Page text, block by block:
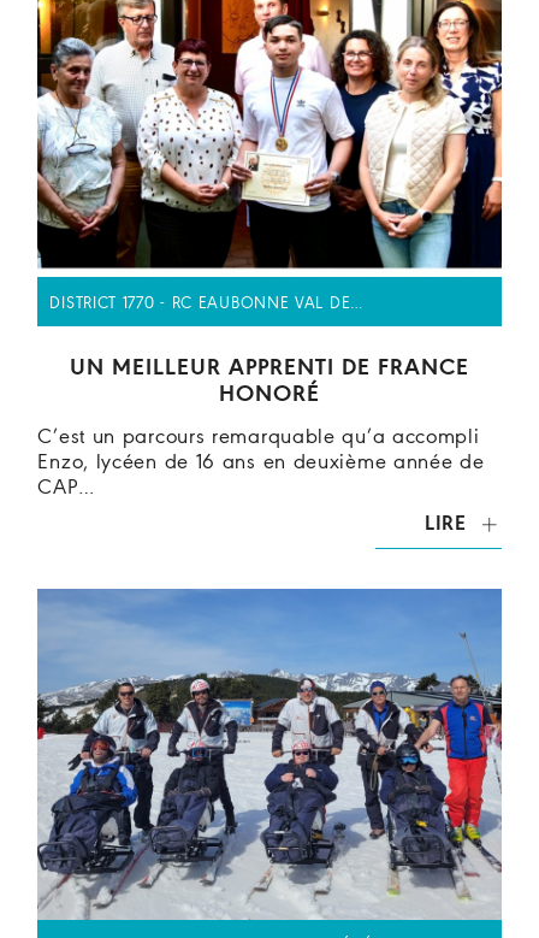
DISTRICT 1770 - RC EAUBONNE VAL DE…
UN MEILLEUR APPRENTI DE FRANCE
HONORÉ
C’est un parcours remarquable qu’a accompli
Enzo, lycéen de 16 ans en deuxième année de
CAP…
LIRE